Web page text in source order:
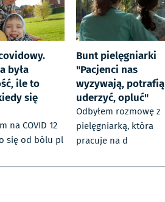
była
ile to
się
na COVID 12
się od bólu pl
Bunt pielęgniarki
"Pacjenci nas
wyzywają, potrafią
uderzyć, opluć"
Odbyłem rozmowę z
pielęgniarką, która
pracuje na d